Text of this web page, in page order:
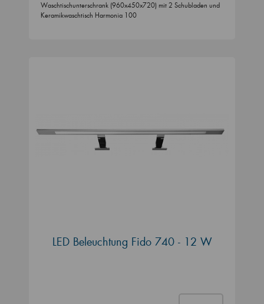
Waschtischunterschrank (960x450x720) mit 2 Schubladen und
Keramikwaschtisch Harmonia 100
LED Beleuchtung Fido 740 - 12 W